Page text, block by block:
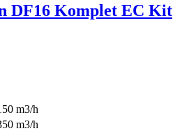
DF16 Komplet EC Kit
m3/h
m3/h